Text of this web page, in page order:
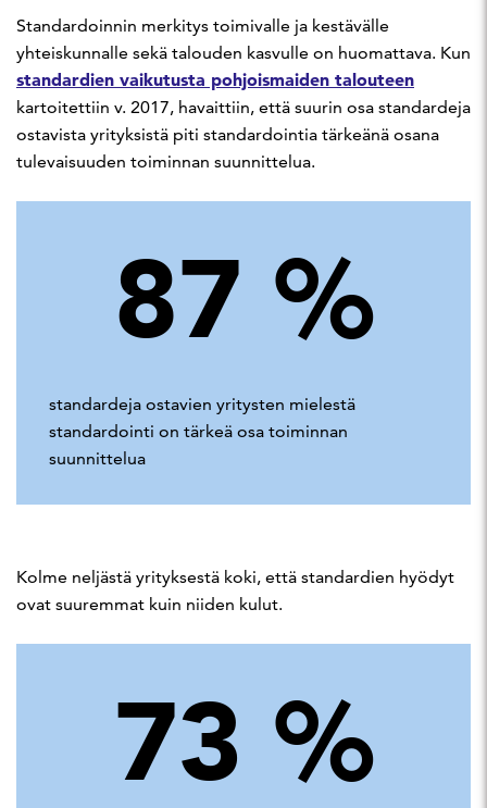
Standardoinnin merkitys toimivalle ja kestävälle
yhteiskunnalle sekä talouden kasvulle on huomattava. Kun
standardien vaikutusta pohjoismaiden talouteen
kartoitettiin v. 2017, havaittiin, että suurin osa standardeja
ostavista yrityksistä piti standardointia tärkeänä osana
tulevaisuuden toiminnan suunnittelua.
87 %
standardeja ostavien yritysten mielestä
standardointi on tärkeä osa toiminnan
suunnittelua
Kolme neljästä yrityksestä koki, että standardien hyödyt
ovat suuremmat kuin niiden kulut.
73 %